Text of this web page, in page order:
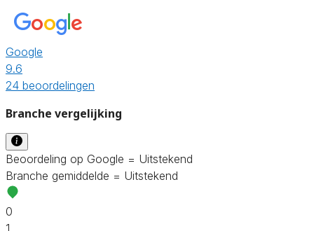
Google
9.6
24 beoordelingen
Branche vergelijking
Beoordeling op Google = Uitstekend
Branche gemiddelde = Uitstekend
0
1